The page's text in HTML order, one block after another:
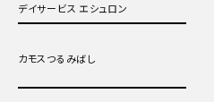
デイサービス エシュロン
カモスつるみばし